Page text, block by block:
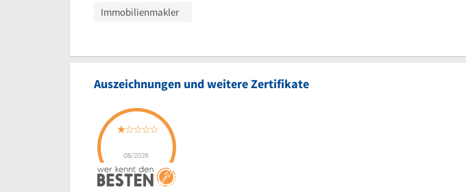
Immobilienmakler
Auszeichnungen und weitere Zertifikate